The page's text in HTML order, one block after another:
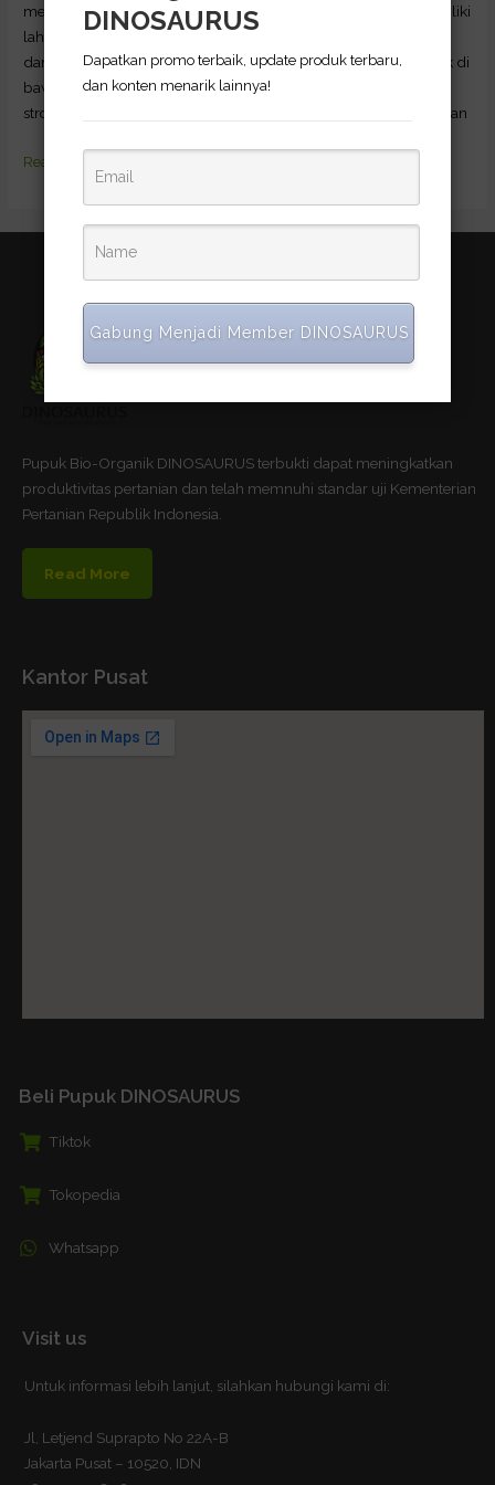
menikmati buah segar di rumah, terutama jika Anda tidak memiliki
lahan luas. Namun untuk memastikan keberhasilan penanaman
dan panen, kira-kira bagaimana tips menumbuhkannya? Simak di
bawah ini! 1. Pilih Jenis Stroberi yang Tepat Ketika memilih jenis
stroberi, pilihlah varietas yang cocok untuk pot dan sesuai dengan
Read More »
Pupuk Bio-Organik DINOSAURUS terbukti dapat meningkatkan
produktivitas pertanian dan telah memnuhi standar uji Kementerian
Pertanian Republik Indonesia.
Read More
Kantor Pusat
Beli Pupuk DINOSAURUS
Tiktok
Tokopedia
Whatsapp
Visit us
Untuk informasi lebih lanjut, silahkan hubungi kami di:
Jl, Letjend Suprapto No 22A-B
Jakarta Pusat – 10520, IDN
DINOSAURUS
Dapatkan promo terbaik, update produk terbaru,
dan konten menarik lainnya!
Gabung Menjadi Member DINOSAURUS